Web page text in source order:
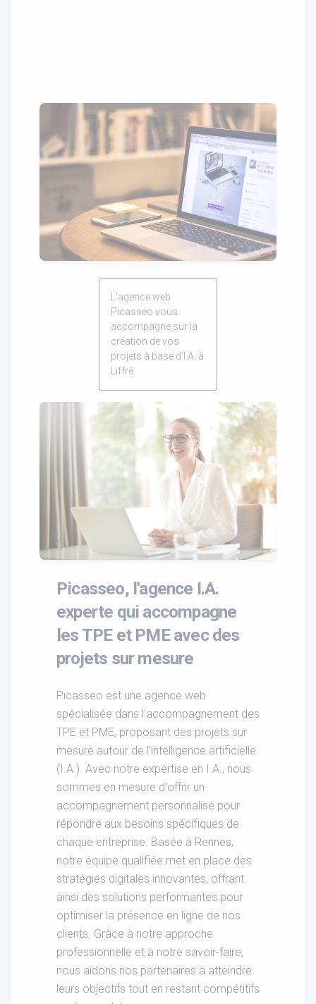
L'agence web
Picasseo vous
accompagne sur la
création de vos
projets à base d'I.A. à
Liffré.
Picasseo, l'agence I.A.
experte qui accompagne
les TPE et PME avec des
projets sur mesure
Picasseo est une agence web
spécialisée dans l'accompagnement des
TPE et PME, proposant des projets sur
mesure autour de l'intelligence artificielle
(I.A.). Avec notre expertise en I.A., nous
sommes en mesure d'offrir un
accompagnement personnalisé pour
répondre aux besoins spécifiques de
chaque entreprise. Basée à Rennes,
notre équipe qualifiée met en place des
stratégies digitales innovantes, offrant
ainsi des solutions performantes pour
optimiser la présence en ligne de nos
clients. Grâce à notre approche
professionnelle et à notre savoir-faire,
nous aidons nos partenaires à atteindre
leurs objectifs tout en restant compétitifs